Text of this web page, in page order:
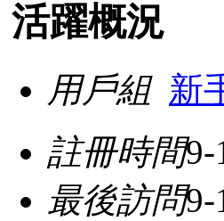
活躍概況
用戶組 新
註冊時間9-
最後訪問9-